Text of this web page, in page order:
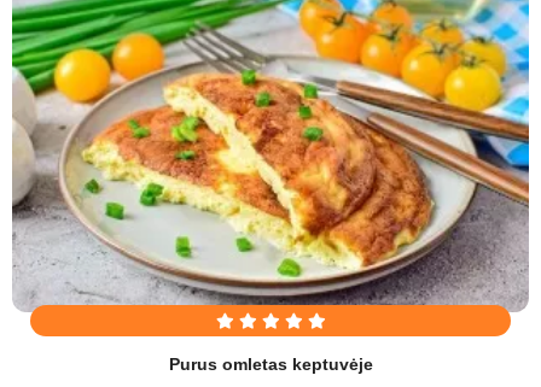
Purus omletas keptuvėje